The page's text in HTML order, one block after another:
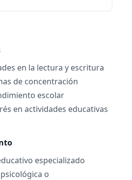
en la lectura y escritura
de concentración
escolar
en actividades educativas
especializado
o